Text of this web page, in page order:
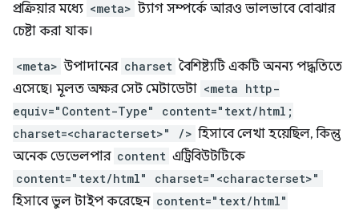
প্রক্রিয়ার মধ্যে <meta> ট্যাগ সম্পর্কে আরও ভালভাবে বোঝার
চেষ্টা করা যাক।
<meta> উপাদানের charset বৈশিষ্ট্যটি একটি অনন্য পদ্ধতিতে
এসেছে। মূলত অক্ষর সেট মেটাডেটা <meta http-
equiv="Content-Type" content="text/html;
charset=<characterset>" /> হিসাবে লেখা হয়েছিল, কিন্তু
অনেক ডেভেলপার content এট্রিবিউটটিকে
content="text/html" charset="<characterset>"
হিসাবে ভুল টাইপ করেছেন content="text/html"